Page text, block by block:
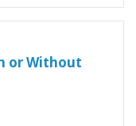
or Without